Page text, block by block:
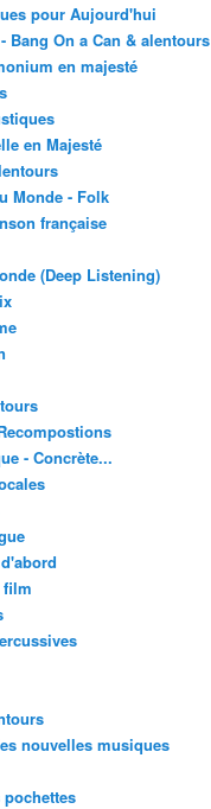
pour Aujourd'hui
Bang On a Can & alentours
en majesté
en Majesté
Monde - Folk
française
(Deep Listening)
- Concrète...
film
nouvelles musiques
pochettes